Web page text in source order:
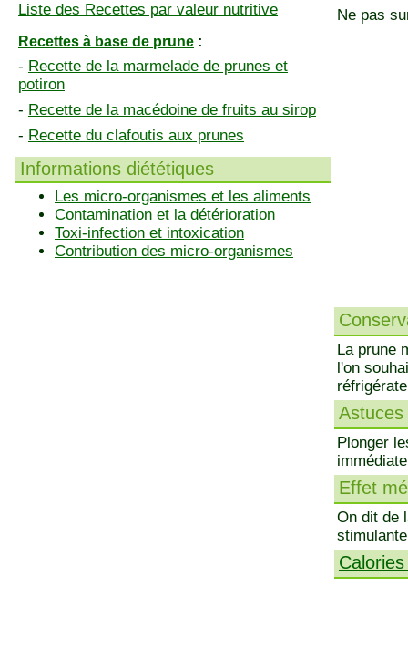
Liste des Recettes par valeur nutritive
Recettes à base de prune :
- Recette de la marmelade de prunes et
potiron
- Recette de la macédoine de fruits au sirop
- Recette du clafoutis aux prunes
Informations diététiques
Les micro-organismes et les aliments
Contamination et la détérioration
Toxi-infection et intoxication
Contribution des micro-organismes
Ne pas
La prune
l'on
Astuces
Plonger
Effet
On dit de